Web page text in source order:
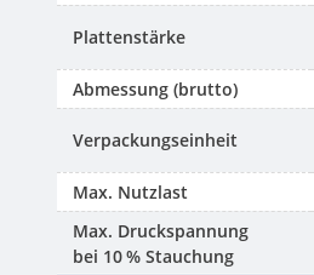
Plattenstärke
Abmessung (brutto)
Verpackungseinheit
Max. Nutzlast
Max. Druckspannung
bei 10 % Stauchung